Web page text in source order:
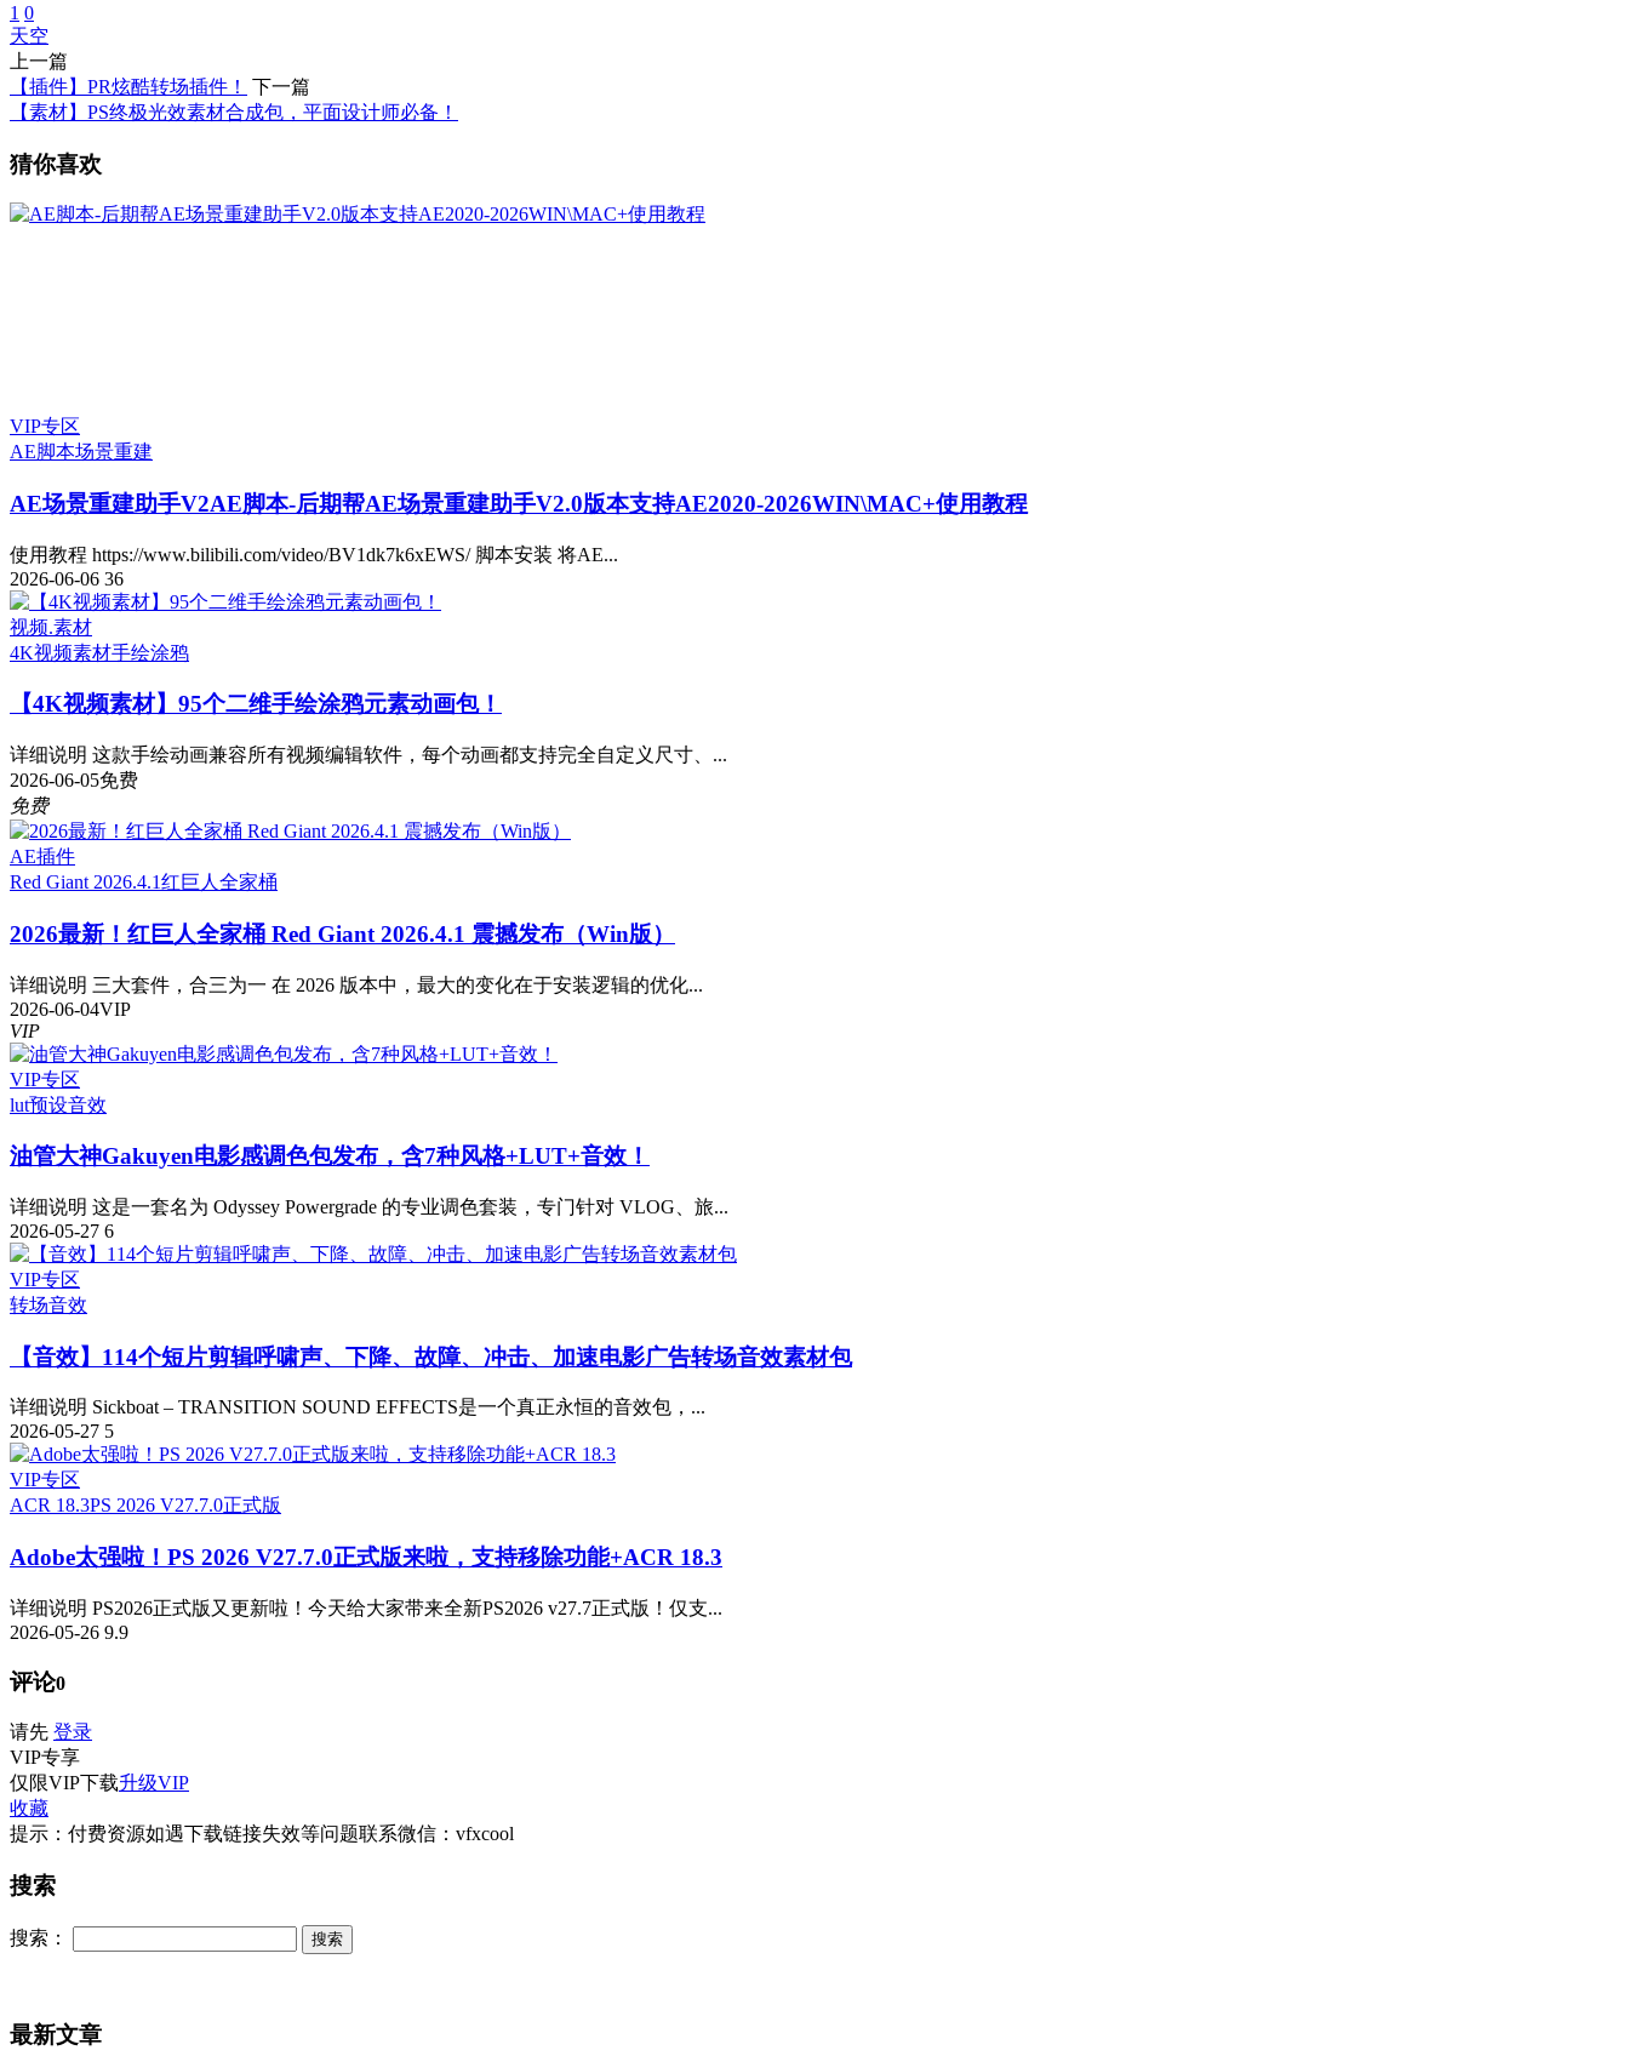
1 0
天空
上一篇
【插件】PR炫酷转场插件！
下一篇
【素材】PS终极光效素材合成包，平面设计师必备！
猜你喜欢
VIP专区
AE脚本场景重建
AE场景重建助手V2AE脚本-后期帮AE场景重建助手V2.0版本支持AE2020-2026WIN\MAC+使用教程
使用教程 https://www.bilibili.com/video/BV1dk7k6xEWS/ 脚本安装 将AE...
2026-06-06 36
视频.素材
4K视频素材手绘涂鸦
【4K视频素材】95个二维手绘涂鸦元素动画包！
详细说明 这款手绘动画兼容所有视频编辑软件，每个动画都支持完全自定义尺寸、...
2026-06-05免费
免费
AE插件
Red Giant 2026.4.1红巨人全家桶
2026最新！红巨人全家桶 Red Giant 2026.4.1 震撼发布（Win版）
详细说明 三大套件，合三为一 在 2026 版本中，最大的变化在于安装逻辑的优化...
2026-06-04VIP
VIP
VIP专区
lut预设音效
油管大神Gakuyen电影感调色包发布，含7种风格+LUT+音效！
详细说明 这是一套名为 Odyssey Powergrade 的专业调色套装，专门针对 VLOG、旅...
2026-05-27 6
VIP专区
转场音效
【音效】114个短片剪辑呼啸声、下降、故障、冲击、加速电影广告转场音效素材包
详细说明 Sickboat – TRANSITION SOUND EFFECTS是一个真正永恒的音效包，...
2026-05-27 5
VIP专区
ACR 18.3PS 2026 V27.7.0正式版
Adobe太强啦！PS 2026 V27.7.0正式版来啦，支持移除功能+ACR 18.3
详细说明 PS2026正式版又更新啦！今天给大家带来全新PS2026 v27.7正式版！仅支...
2026-05-26 9.9
评论0
请先 登录
VIP专享
仅限VIP下载升级VIP
收藏
提示：付费资源如遇下载链接失效等问题联系微信：vfxcool
搜索
搜索：
最新文章